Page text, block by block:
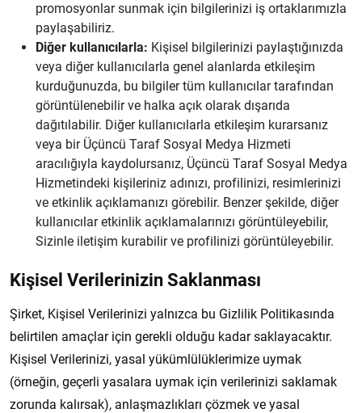
promosyonlar sunmak için bilgilerinizi iş ortaklarımızla
paylaşabiliriz.
Diğer kullanıcılarla: Kişisel bilgilerinizi paylaştığınızda
veya diğer kullanıcılarla genel alanlarda etkileşim
kurduğunuzda, bu bilgiler tüm kullanıcılar tarafından
görüntülenebilir ve halka açık olarak dışarıda
dağıtılabilir. Diğer kullanıcılarla etkileşim kurarsanız
veya bir Üçüncü Taraf Sosyal Medya Hizmeti
aracılığıyla kaydolursanız, Üçüncü Taraf Sosyal Medya
Hizmetindeki kişileriniz adınızı, profilinizi, resimlerinizi
ve etkinlik açıklamanızı görebilir. Benzer şekilde, diğer
kullanıcılar etkinlik açıklamalarınızı görüntüleyebilir,
Sizinle iletişim kurabilir ve profilinizi görüntüleyebilir.
Kişisel Verilerinizin Saklanması
Şirket, Kişisel Verilerinizi yalnızca bu Gizlilik Politikasında
belirtilen amaçlar için gerekli olduğu kadar saklayacaktır.
Kişisel Verilerinizi, yasal yükümlülüklerimize uymak
(örneğin, geçerli yasalara uymak için verilerinizi saklamak
zorunda kalırsak), anlaşmazlıkları çözmek ve yasal